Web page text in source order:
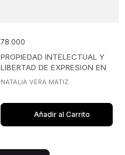
78.000
PROPIEDAD INTELECTUAL Y
LIBERTAD DE EXPRESION EN
INTERNET
NATALIA VERA MATIZ
Añadir al Carrito